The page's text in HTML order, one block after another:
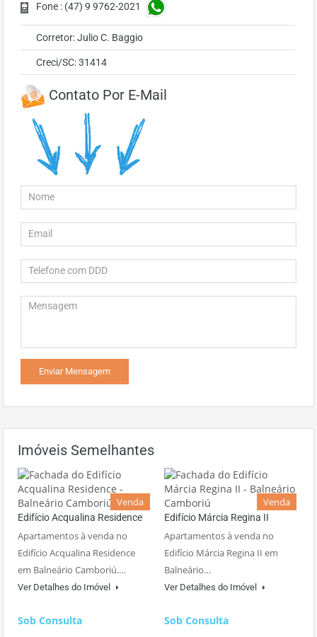
Fone : (47) 9 9762-2021
Corretor: Julio C. Baggio
Creci/SC: 31414
Contato Por E-Mail
Imóveis Semelhantes
Venda
Edifício Acqualina Residence
Apartamentos à venda no
Edifício Acqualina Residence
em Balneário Camboriú.…
Ver Detalhes do Imóvel
Sob Consulta
Venda
Edifício Márcia Regina II
Apartamentos à venda no
Edifício Márcia Regina II em
Balneário…
Ver Detalhes do Imóvel
Sob Consulta